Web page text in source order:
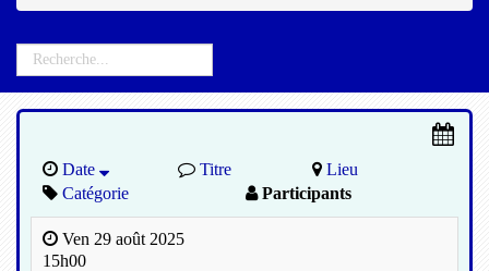
Date Titre
Lieu
Catégorie
Participants
Ven 29 août 2025
15h00